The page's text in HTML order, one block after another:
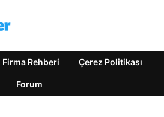
Firma Rehberi Çerez Politikası
Forum